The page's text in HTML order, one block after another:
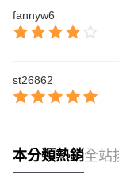
fannyw6
st26862
本分類熱銷全站